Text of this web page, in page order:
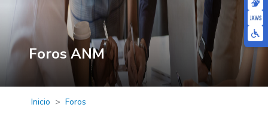
Foros ANM
Inicio Foros